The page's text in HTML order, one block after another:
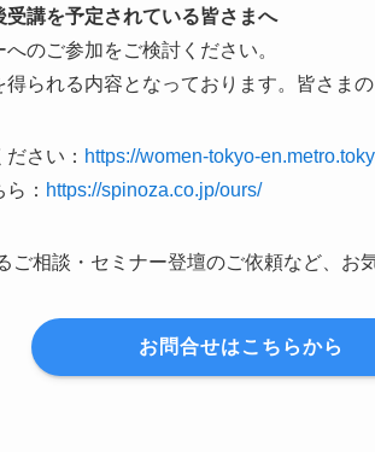
講を予定されている皆さまへ
のご参加をご検討ください。
られる内容となっております。皆さま
さい： https://women-tokyo-
： https://spinoza.co.jp/ours/
ご相談・セミナー登壇のご依頼など、お
お問合せはこちらから